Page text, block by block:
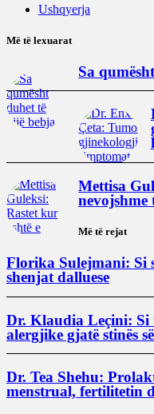
Ushqyerja
Më të lexuarat
Sa
Mettisa
nevojshme
Më të rejat
Florika Sulejmani: Si
shenjat dalluese
Dr. Klaudia Leçini: Si
alergjike gjatë stinës
Dr. Tea Shehu:
menstrual, fertilitetin